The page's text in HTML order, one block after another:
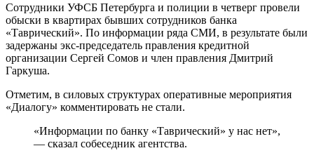
Сотрудники УФСБ Петербурга и полиции в четверг провели
обыски в квартирах бывших сотрудников банка
«Таврический». По информации ряда СМИ, в результате были
задержаны экс-председатель правления кредитной
организации Сергей Сомов и член правления Дмитрий
Гаркуша.
Отметим, в силовых структурах оперативные мероприятия
«Диалогу» комментировать не стали.
«Информации по банку «Таврический» у нас нет»,
— сказал собеседник агентства.